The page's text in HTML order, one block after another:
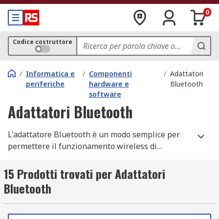
0
Codice costruttore
/ Informatica e
periferiche
/ Componenti
hardware e
software
/ Adattatori
Bluetooth
Adattatori Bluetooth
L'adattatore Bluetooth è un modo semplice per
permettere il funzionamento wireless di
consente di collegare al computer periferiche
come stampanti, tastiera, mouse, altoparlanti e
molto altro ancora. È inoltre possibile utilizzare
una tecnologia Bluetooth per la sincronizzazione
con il proprio telefono cellulare, tablet o altri
15 Prodotti trovati per Adattatori
Bluetooth